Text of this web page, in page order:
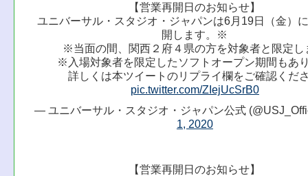
【営業再開日のお知らせ】
ユニバーサル・スタジオ・ジャパンは6月19日（金）
開します。※
※当面の間、関西２府４県の方を対象者と限定し
※入場対象者を限定したソフトオープン期間もあ
詳しくは本ツイートのリプライ欄をご確認くだ
pic.twitter.com/ZIejUcSrB0
— ユニバーサル・スタジオ・ジャパン公式
1, 2020
【営業再開日のお知らせ】